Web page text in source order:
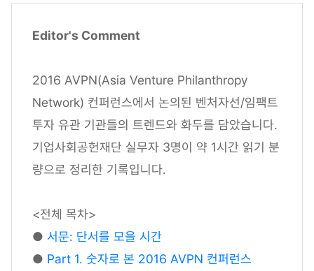
Editor's Comment
2016 AVPN(Asia Venture Philanthropy
Network) 컨퍼런스에서 논의된 벤처자선/임팩트
투자 유관 기관들의 트렌드와 화두를 담았습니다.
기업사회공헌재단 실무자 3명이 약 1시간 읽기 분
량으로 정리한 기록입니다.
<전체 목차>
● 서문: 단서를 모을 시간
● Part 1. 숫자로 본 2016 AVPN 컨퍼런스